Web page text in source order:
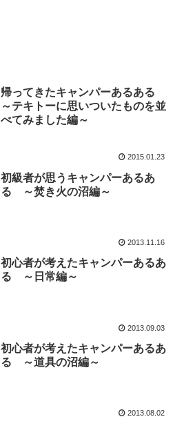
帰ってきたキャンパーあるある
～テキトーに思いついたものを並
べてみました編～
2015.01.23
初級者が思うキャンパーあるあ
る ～焚き火の沼編～
2013.11.16
初心者が考えたキャンパーあるあ
る ～日常編～
2013.09.03
初心者が考えたキャンパーあるあ
る ～道具の沼編～
2013.08.02